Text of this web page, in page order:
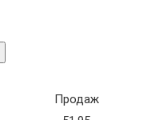
Продаж